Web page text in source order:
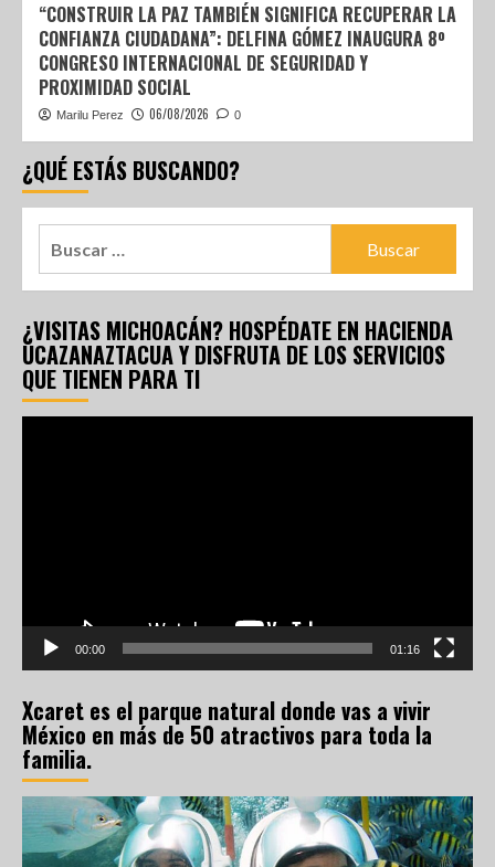
“CONSTRUIR LA PAZ TAMBIÉN SIGNIFICA RECUPERAR LA
CONFIANZA CIUDADANA”: DELFINA GÓMEZ INAUGURA 8º
CONGRESO INTERNACIONAL DE SEGURIDAD Y
PROXIMIDAD SOCIAL
Marilu Perez 06/08/2026 0
¿QUÉ ESTÁS BUSCANDO?
¿VISITAS MICHOACÁN? HOSPÉDATE EN HACIENDA
UCAZANAZTACUA Y DISFRUTA DE LOS SERVICIOS
QUE TIENEN PARA TI
00:00 01:16
Xcaret es el parque natural donde vas a vivir
México en más de 50 atractivos para toda la
familia.